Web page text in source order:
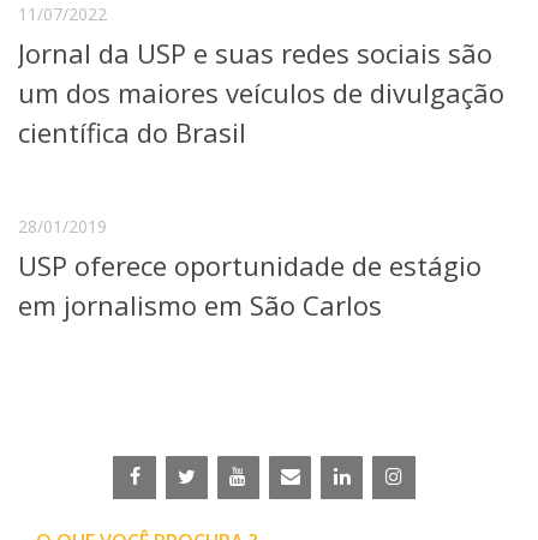
Telefones e Mapas
Pessoas
Graduação
Cursos de Extensão
Pesquisa e Inovação
Linhas de Pesquisa
Centros, Núcleos e Projetos em Rede
Extensão à Comunidade
Projetos, Programas e Cursos
11/07/2022
Jornal da USP e suas redes sociais são
um dos maiores veículos de divulgação
científica do Brasil
28/01/2019
USP oferece oportunidade de estágio
em jornalismo em São Carlos